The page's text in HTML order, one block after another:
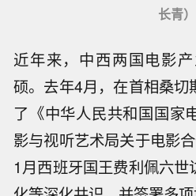
长青）
近年来，中西两国电影
硕。去年4月，在首相桑
了《中华人民共和国国家
影与视听艺术局关于电影
1月西班牙国王费利佩六